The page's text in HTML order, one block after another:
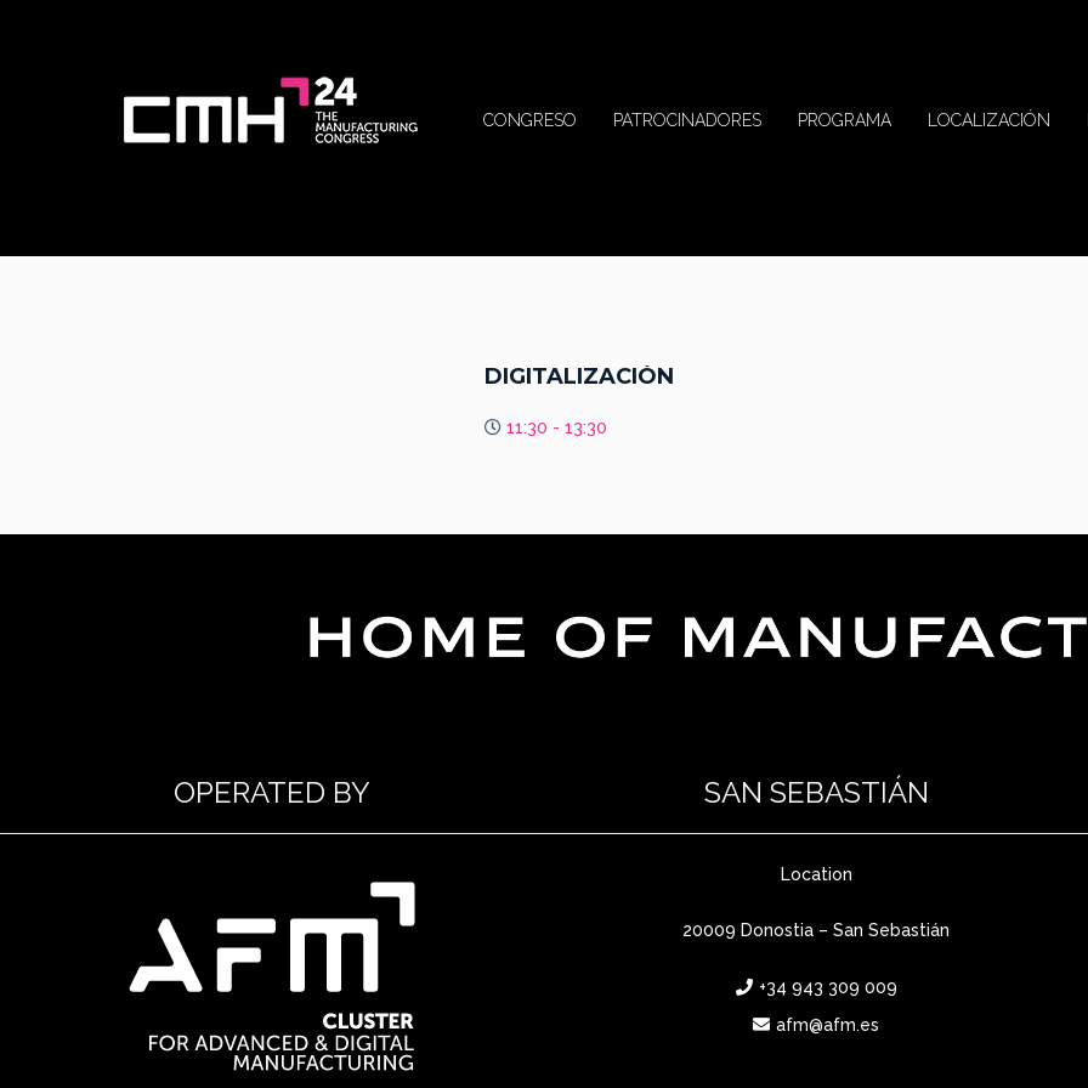
CONGRESO PATROCINADORES PROGRAMA LOCALIZACIÓN
DIGITALIZACIÓN
11:30 - 13:30
OPERATED BY SAN SEBASTIÁN
Location
20009 Donostia – San Sebastián
+34 943 309 009
afm@afm.es